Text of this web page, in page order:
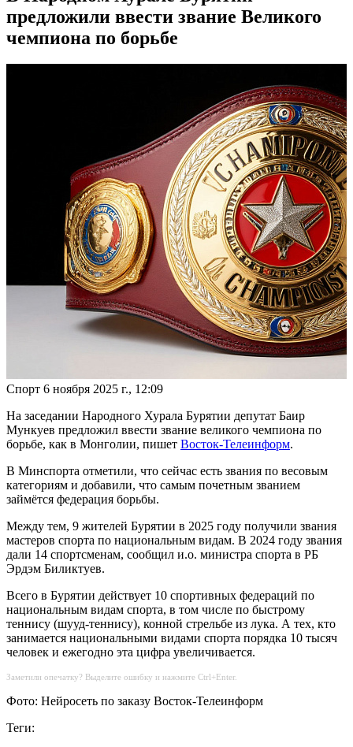
предложили ввести звание Великого
чемпиона по борьбе
Спорт 6 ноября 2025 г., 12:09
На заседании Народного Хурала Бурятии депутат Баир
Мункуев предложил ввести звание великого чемпиона по
борьбе, как в Монголии, пишет Восток-Телеинформ.
В Минспорта отметили, что сейчас есть звания по весовым
категориям и добавили, что самым почетным званием
займётся федерация борьбы.
Между тем, 9 жителей Бурятии в 2025 году получили звания
мастеров спорта по национальным видам. В 2024 году звания
дали 14 спортсменам, сообщил и.о. министра спорта в РБ
Эрдэм Биликтуев.
Всего в Бурятии действует 10 спортивных федераций по
национальным видам спорта, в том числе по быстрому
теннису (шууд-теннису), конной стрельбе из лука. А тех, кто
занимается национальными видами спорта порядка 10 тысяч
человек и ежегодно эта цифра увеличивается.
Заметили опечатку? Выделите ошибку и нажмите Ctrl+Enter.
Фото: Нейросеть по заказу Восток-Телеинформ
Теги: